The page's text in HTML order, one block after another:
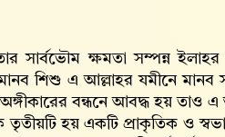
সার্বভৌম ক্ষমতা সম্পন্ন
শিশু এ আল্লাহর যমীনে
বন্ধনে আবদ্ধ হয় তাও এ
তৃতীয়টি হয় একটি প্রাকৃতিক ও